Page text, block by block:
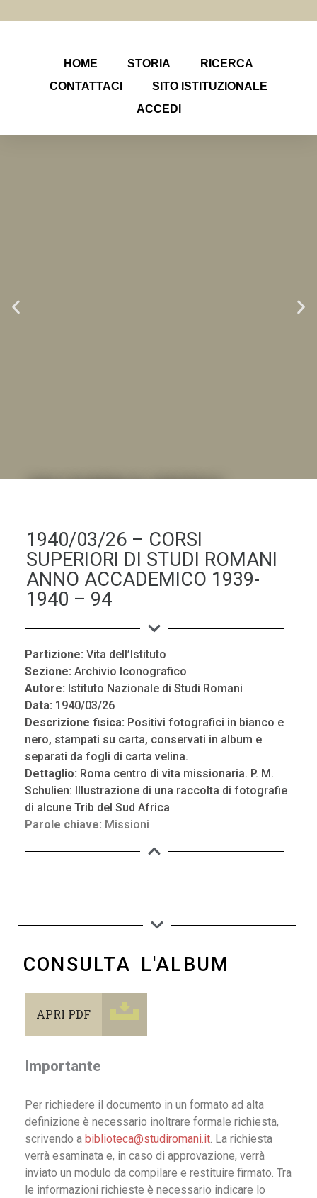
HOME STORIA
RICERCA
CONTATTACI
SITO ISTITUZIONALE
ACCEDI
1940/03/26 – CORSI
SUPERIORI DI STUDI ROMANI
ANNO ACCADEMICO 1939-
1940 – 94
Partizione: Vita dell’Istituto
Sezione: Archivio Iconografico
Autore: Istituto Nazionale di Studi Romani
Data: 1940/03/26
Descrizione fisica: Positivi fotografici in bianco e
nero, stampati su carta, conservati in album e
separati da fogli di carta velina.
Dettaglio: Roma centro di vita missionaria. P. M.
Schulien: Illustrazione di una raccolta di fotografie
di alcune Trib del Sud Africa
Parole chiave: Missioni
CONSULTA L'ALBUM
APRI PDF
Importante
Per richiedere il documento in un formato ad alta
definizione è necessario inoltrare formale richiesta,
scrivendo a biblioteca@studiromani.it. La richiesta
verrà esaminata e, in caso di approvazione, verrà
inviato un modulo da compilare e restituire firmato. Tra
le informazioni richieste è necessario indicare lo